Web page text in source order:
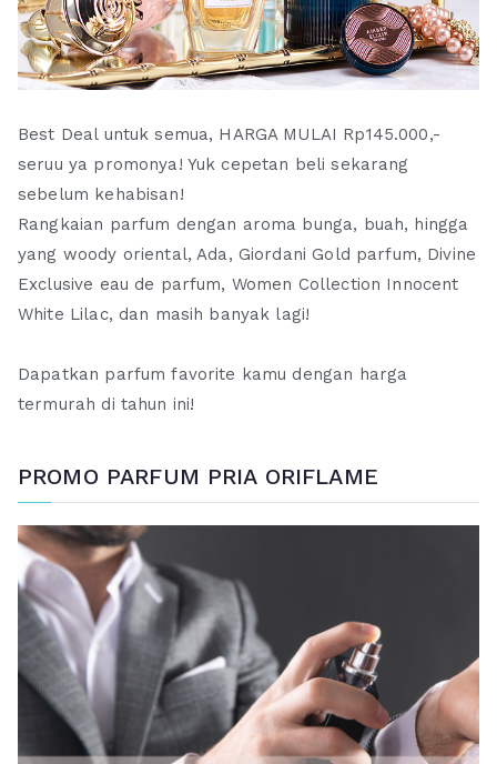
Best Deal untuk semua, HARGA MULAI Rp145.000,-
seruu ya promonya! Yuk cepetan beli sekarang
sebelum kehabisan!
Rangkaian parfum dengan aroma bunga, buah, hingga
yang woody oriental, Ada, Giordani Gold parfum, Divine
Exclusive eau de parfum, Women Collection Innocent
White Lilac, dan masih banyak lagi!
Dapatkan parfum favorite kamu dengan harga
termurah di tahun ini!
PROMO PARFUM PRIA ORIFLAME